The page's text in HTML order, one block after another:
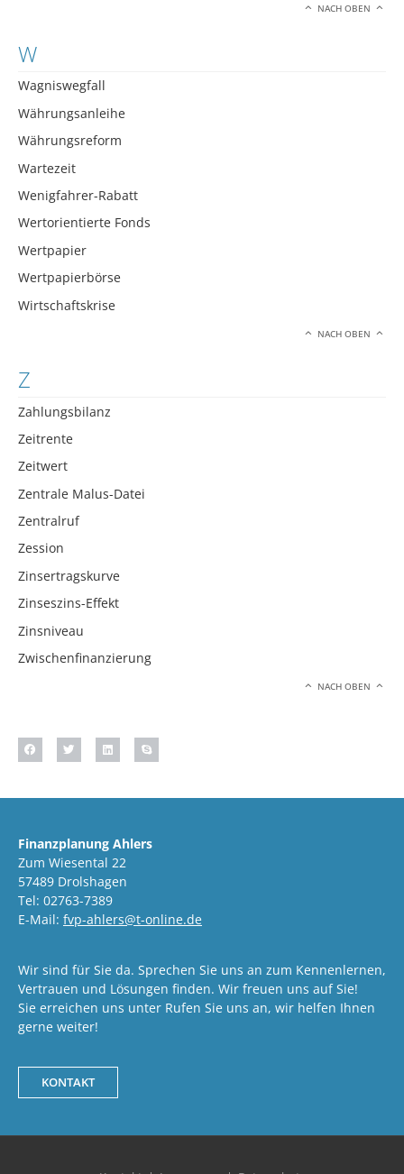
NACH OBEN
W
Wagniswegfall
Währungsanleihe
Währungsreform
Wartezeit
Wenigfahrer-Rabatt
Wertorientierte Fonds
Wertpapier
Wertpapierbörse
Wirtschaftskrise
NACH OBEN
Z
Zahlungsbilanz
Zeitrente
Zeitwert
Zentrale Malus-Datei
Zentralruf
Zession
Zinsertragskurve
Zinseszins-Effekt
Zinsniveau
Zwischenfinanzierung
NACH OBEN
Finanzplanung Ahlers
Zum Wiesental 22
57489 Drolshagen
Tel: 02763-7389
E-Mail: fvp-ahlers@t-online.de
Wir sind für Sie da. Sprechen Sie uns an zum Kennenlernen,
Vertrauen und Lösungen finden. Wir freuen uns auf Sie!
Sie erreichen uns unter Rufen Sie uns an, wir helfen Ihnen
gerne weiter!
KONTAKT